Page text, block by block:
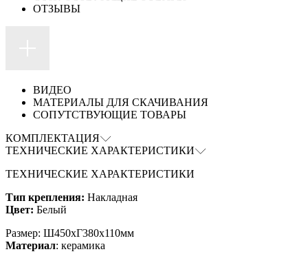
ОТЗЫВЫ
ВИДЕО
МАТЕРИАЛЫ ДЛЯ СКАЧИВАНИЯ
СОПУТСТВУЮЩИЕ ТОВАРЫ
КОМПЛЕКТАЦИЯ
ТЕХНИЧЕСКИЕ ХАРАКТЕРИСТИКИ
ТЕХНИЧЕСКИЕ ХАРАКТЕРИСТИКИ
Тип крепления: Накладная
Цвет: Белый
Размер: Ш450xГ380x110мм
Материал: керамика